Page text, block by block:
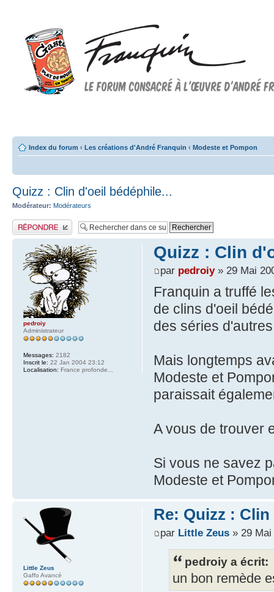
Index du forum ‹ Les créations d'André Franquin ‹ Modeste et Pompon
Quizz : Clin d'oeil bédéphile...
Modérateur: Modérateurs
Publier une réponse
Quizz : Clin
par pedroiy» 29 Mai
Franquin a truffé
de clins d'oeil
des séries
Mais longtemps
Modeste et
paraissait
A vous de trouver
Si vous ne savez
Modeste et
pedroiy
Administrateur
Messages: 2182
Inscrit le: 22 Jan 2004 23:12
Localisation: France profonde...
Re: Quizz :
par Little Zeus» 29 Mai
pedroiy a écrit:
un bon remède
Little Zeus
Gaffo Avancé